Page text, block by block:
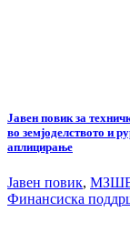
Јавен повик за
во земјоделството и
аплицирање
Јавен повик,
Финансиска